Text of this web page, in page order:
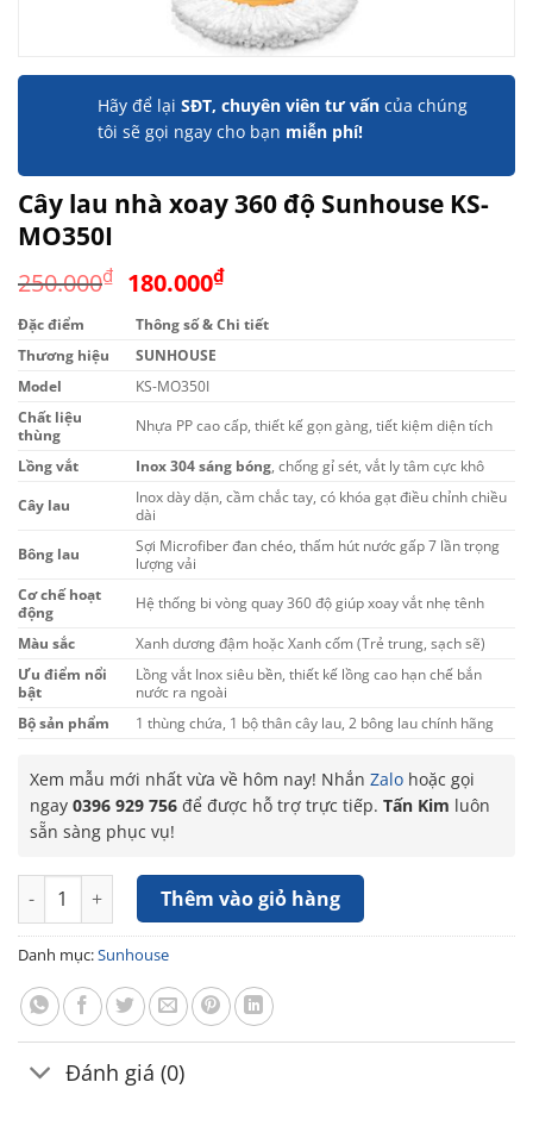
Hãy để lại SĐT, chuyên viên tư vấn của chúng
tôi sẽ gọi ngay cho bạn miễn phí!
Cây lau nhà xoay 360 độ Sunhouse KS-
MO350I
250.000₫ Giá
là:
250.000₫.
180.000₫Giá
hiện
tại
Đặc điểm
Thông số & Chi tiết
Thương hiệu
SUNHOUSE
Model
KS-MO350I
Chất liệu
thùng
Nhựa PP cao cấp, thiết kế gọn gàng, tiết kiệm diện tích
Lồng vắt Inox 304 sáng bóng, chống gỉ sét, vắt ly tâm cực khô
Cây lau
Inox dày dặn, cầm chắc tay, có khóa gạt điều chỉnh chiều
dài
Bông lau
Sợi Microfiber đan chéo, thấm hút nước gấp 7 lần trọng
lượng vải
Cơ chế hoạt
động
Hệ thống bi vòng quay 360 độ giúp xoay vắt nhẹ tênh
Màu sắc
Xanh dương đậm hoặc Xanh cốm (Trẻ trung, sạch sẽ)
Ưu điểm nổi
bật
Lồng vắt Inox siêu bền, thiết kế lồng cao hạn chế bắn
nước ra ngoài
Bộ sản phẩm
1 thùng chứa, 1 bộ thân cây lau, 2 bông lau chính hãng
Xem mẫu mới nhất vừa về hôm nay! Nhắn Zalo hoặc gọi
ngay 0396 929 756 để được hỗ trợ trực tiếp. Tấn Kim luôn
sẵn sàng phục vụ!
Cây lau nhà xoay 360 độ Sunhouse KS-MO350I số lượng
Thêm vào giỏ hàng
Danh mục:Sunhouse
Đánh giá (0)